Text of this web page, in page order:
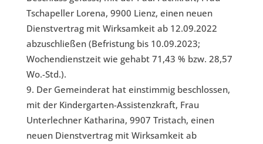
Tschapeller Lorena, 9900 Lienz, einen neuen
Dienstvertrag mit Wirksamkeit ab 12.09.2022
abzuschließen (Befristung bis 10.09.2023;
Wochendienstzeit wie gehabt 71,43 % bzw. 28,57
Wo.-Std.).
Der Gemeinderat hat einstimmig beschlossen,
mit der Kindergarten-Assistenzkraft, Frau
Unterlechner Katharina, 9907 Tristach, einen
neuen Dienstvertrag mit Wirksamkeit ab